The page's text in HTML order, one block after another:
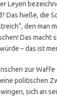
Leyen
Das hieße, die
den man
Das
– das ist
zur Waffe
politischen
sich an